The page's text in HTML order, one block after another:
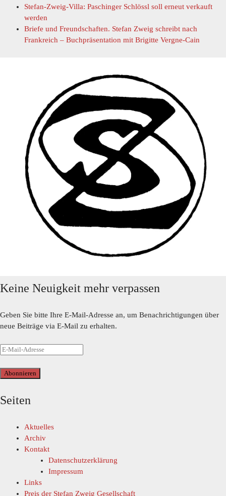
Stefan-Zweig-Villa: Paschinger Schlössl soll erneut verkauft
werden
Briefe und Freundschaften. Stefan Zweig schreibt nach
Frankreich – Buchpräsentation mit Brigitte Vergne-Cain
Keine Neuigkeit mehr verpassen
Geben Sie bitte Ihre E-Mail-Adresse an, um Benachrichtigungen über
neue Beiträge via E-Mail zu erhalten.
Abonnieren
Seiten
Aktuelles
Archiv
Kontakt
Datenschutzerklärung
Impressum
Links
Preis der Stefan Zweig Gesellschaft